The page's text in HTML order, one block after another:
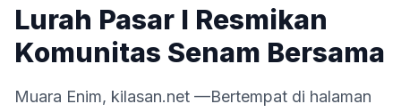
Lurah Pasar I Resmikan
Komunitas Senam Bersama
Muara Enim, kilasan.net —Bertempat di halaman